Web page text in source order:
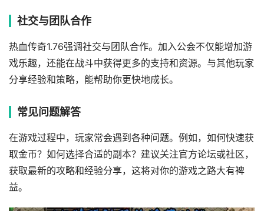
社交与团队合作
热血传奇1.76强调社交与团队合作。加入公会不仅能增加游
戏乐趣，还能在战斗中获得更多的支持和资源。与其他玩家
分享经验和策略，能帮助你更快地成长。
常见问题解答
在游戏过程中，玩家常会遇到各种问题。例如，如何快速获
取金币？如何选择合适的副本？建议关注官方论坛或社区，
获取最新的攻略和经验分享，这将对你的游戏之路大有裨
益。